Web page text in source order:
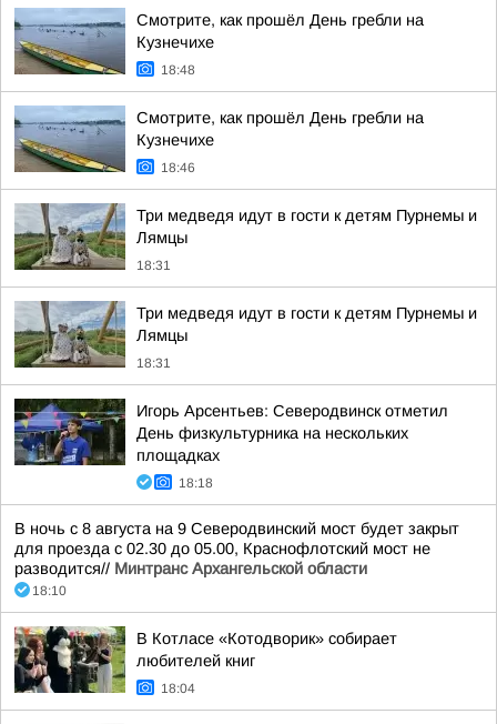
Смотрите, как прошёл День гребли на
Кузнечихе
18:48
Смотрите, как прошёл День гребли на
Кузнечихе
18:46
Три медведя идут в гости к детям Пурнемы и
Лямцы
18:31
Три медведя идут в гости к детям Пурнемы и
Лямцы
18:31
Игорь Арсентьев: Северодвинск отметил
День физкультурника на нескольких
площадках
18:18
В ночь с 8 августа на 9 Северодвинский мост будет закрыт
для проезда с 02.30 до 05.00, Краснофлотский мост не
разводится// Минтранс Архангельской области
18:10
В Котласе «Котодворик» собирает
любителей книг
18:04